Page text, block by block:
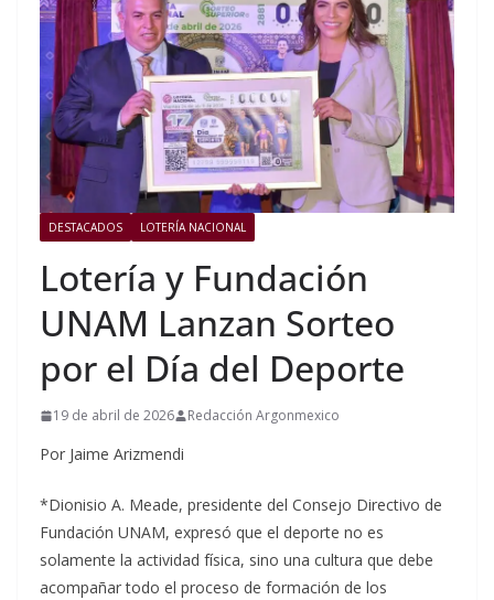
DESTACADOS LOTERÍA NACIONAL
Lotería y Fundación
UNAM Lanzan Sorteo
por el Día del Deporte
19 de abril de 2026 Redacción Argonmexico
Por Jaime Arizmendi
*Dionisio A. Meade, presidente del Consejo Directivo de
Fundación UNAM, expresó que el deporte no es
solamente la actividad física, sino una cultura que debe
acompañar todo el proceso de formación de los